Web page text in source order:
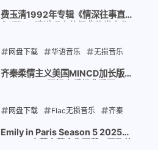
经典老歌 费玉清
费玉清1992年专辑《情深往事直到
网盘下载 华语音乐 无损音乐
经典老歌 费玉清
齐秦柔情主义美国MINCD加长版
网盘下载 Flac无损音乐 齐秦
柔情主义 1991经典
Emily in Paris Season 5 2025